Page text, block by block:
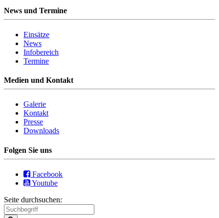
News und Termine
Einsätze
News
Infobereich
Termine
Medien und Kontakt
Galerie
Kontakt
Presse
Downloads
Folgen Sie uns
Facebook
Youtube
Seite durchsuchen: